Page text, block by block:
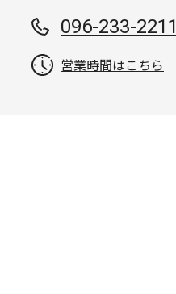
096-233-2211
営業時間はこちら